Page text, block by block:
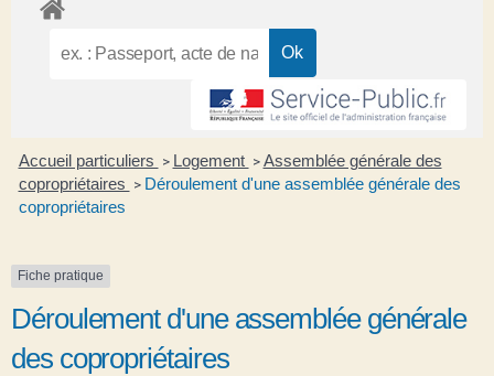
Accueil particuliers > Logement > Assemblée générale des
copropriétaires > Déroulement d'une assemblée générale des
copropriétaires
Fiche pratique
Déroulement d'une assemblée générale
des copropriétaires